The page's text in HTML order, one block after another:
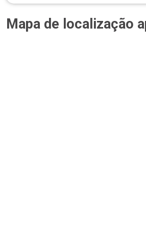
Mapa de localização